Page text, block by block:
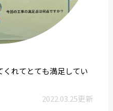
れてとても満足してい
2022.03.25更新